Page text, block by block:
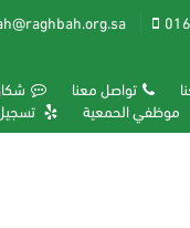
تواصل معنا
موظفي الحمعية